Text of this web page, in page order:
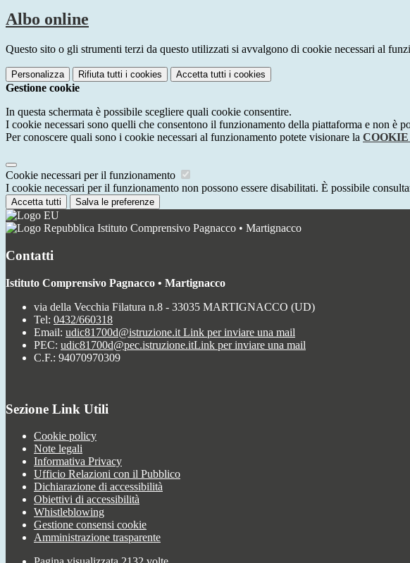
Albo online
Questo sito o gli strumenti terzi da questo utilizzati si avvalgono di cookie necessari al
Personalizza Rifiuta tutti i cookies Accetta tutti i cookies
Gestione cookie
In questa schermata è possibile scegliere quali cookie consentire.
I cookie necessari sono quelli che consentono il funzionamento della piattaforma e non è
Per conoscere quali sono i cookie necessari al funzionamento potete visionare la
Cookie necessari per il funzionamento
I cookie necessari per il funzionamento non possono essere disabilitati. È possibile
Accetta tutti Salva le preferenze
Istituto Comprensivo Pagnacco • Martignacco
Contatti
Istituto Comprensivo Pagnacco • Martignacco
via della Vecchia Filatura n.8 - 33035 MARTIGNACCO (UD)
Tel: 0432/660318
Email: udic81700d@istruzione.it Link per inviare una mail
PEC: udic81700d@pec.istruzione.itLink per inviare una mail
C.F.: 94070970309
Sezione Link Utili
Cookie policy
Note legali
Informativa Privacy
Ufficio Relazioni con il Pubblico
Dichiarazione di accessibilità
Obiettivi di accessibilità
Whistleblowing
Gestione consensi cookie
Amministrazione trasparente